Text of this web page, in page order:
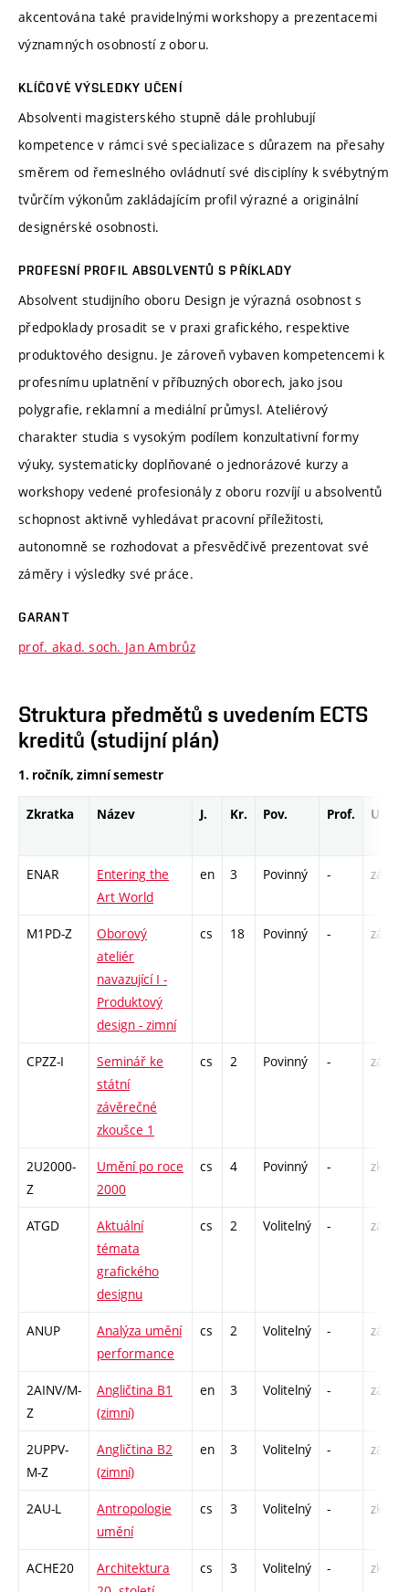
akcentována také pravidelnými workshopy a prezentacemi
významných osobností z oboru.
KLÍČOVÉ VÝSLEDKY UČENÍ
Absolventi magisterského stupně dále prohlubují
kompetence v rámci své specializace s důrazem na přesahy
směrem od řemeslného ovládnutí své disciplíny k svébytným
tvůrčím výkonům zakládajícím profil výrazné a originální
designérské osobnosti.
PROFESNÍ PROFIL ABSOLVENTŮ S PŘÍKLADY
Absolvent studijního oboru Design je výrazná osobnost s
předpoklady prosadit se v praxi grafického, respektive
produktového designu. Je zároveň vybaven kompetencemi k
profesnímu uplatnění v příbuzných oborech, jako jsou
polygrafie, reklamní a mediální průmysl. Ateliérový
charakter studia s vysokým podílem konzultativní formy
výuky, systematicky doplňované o jednorázové kurzy a
workshopy vedené profesionály z oboru rozvíjí u absolventů
schopnost aktivně vyhledávat pracovní příležitosti,
autonomně se rozhodovat a přesvědčivě prezentovat své
záměry i výsledky své práce.
GARANT
prof. akad. soch. Jan Ambrůz
Struktura předmětů s uvedením ECTS
kreditů (studijní plán)
1. ročník, zimní semestr
Zkratka Název J. Kr. Pov. Prof. Uk.
ENAR
Entering the
Art World
en 3 Povinný - zá
M1PD-Z
Oborový
ateliér
navazující I -
Produktový
design - zimní
cs 18 Povinný - zá,zk
CPZZ-I
Seminář ke
státní
závěrečné
zkoušce 1
cs 2 Povinný - zá
2U2000-
Z
Umění po roce
2000
cs 4 Povinný - zk
ATGD
Aktuální
témata
grafického
designu
cs 2 Volitelný - zá
ANUP
Analýza umění
performance
cs 2 Volitelný - zá
2AINV/M-
Z
Angličtina B1
(zimní)
en 3 Volitelný - zá,zk
2UPPV-
M-Z
Angličtina B2
(zimní)
en 3 Volitelný - zá,zk
2AU-L
Antropologie
umění
cs 3 Volitelný - zk
ACHE20
Architektura
cs 3 Volitelný - zk